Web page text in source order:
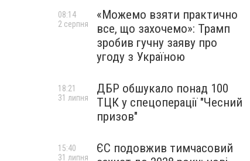
«Можемо взяти практично
все, що захочемо»: Трамп
зробив гучну заяву про
угоду з Україною
08:14
2 серпня
ДБР обшукало понад 100
ТЦК у спецоперації "Чесний
призов"
18:21
31 липня
ЄС подовжив тимчасовий
15:40
31 липня